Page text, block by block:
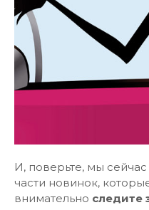
И, поверьте, мы
части новинок,
внимательно следите